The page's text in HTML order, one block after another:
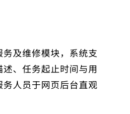
及维修模块，系统支
、任务起止时间与用
人员于网页后台直观